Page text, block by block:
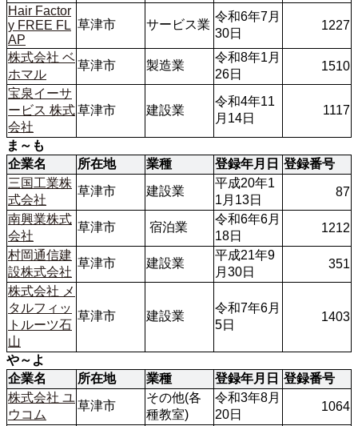
Hair Factor
y FREE FL
AP
草津市 サービス業
令和6年7月
30日
1227
株式会社 ベ
ホマル
草津市 製造業
令和8年1月
26日
1510
宝泉イーサ
ービス 株式
会社
草津市 建設業
令和4年11
月14日
1117
ま～も
企業名
所在地 業種 登録年月日 登録番号
三国工業株
式会社
草津市 建設業
平成20年1
1月13日
87
南興業株式
会社
草津市 宿泊業
令和6年6月
18日
1212
村岡通信建
設株式会社
草津市 建設業
平成21年9
月30日
351
株式会社 メ
タルフィッ
トルーツ石
山
草津市 建設業
令和7年6月
5日
1403
や～よ
企業名
所在地 業種 登録年月日 登録番号
株式会社 ユ
ウコム
草津市
その他(各
種教室)
令和3年8月
20日
1064